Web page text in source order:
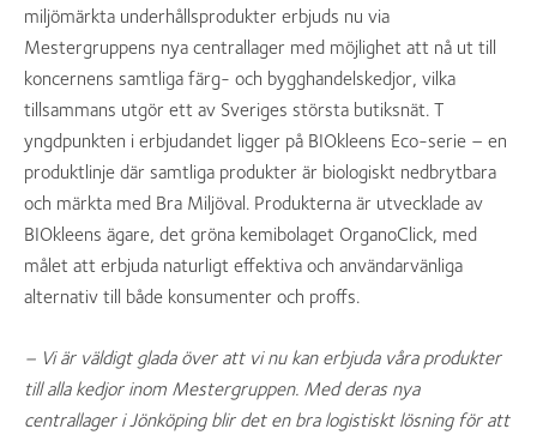
miljömärkta underhållsprodukter erbjuds nu via
Mestergruppens nya centrallager med möjlighet att nå ut till
koncernens samtliga färg- och bygghandelskedjor, vilka
tillsammans utgör ett av Sveriges största butiksnät. T​
yngdpunkten i erbjudandet ligger på BIOkleens Eco-serie – en
produktlinje där samtliga produkter är biologiskt nedbrytbara
och märkta med Bra Miljöval. Produkterna är utvecklade av
BIOkleens ägare, det gröna kemibolaget OrganoClick, med
målet att erbjuda naturligt effektiva och användarvänliga
alternativ till både konsumenter och proffs.
– Vi är väldigt glada över att vi nu kan erbjuda våra produkter
till alla kedjor inom Mestergruppen. Med deras nya
centrallager i Jönköping blir det en bra logistiskt lösning för att